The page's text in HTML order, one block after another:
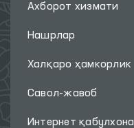
Ахборот хизмати
Нашрлар
Халқаро ҳамкорлик
Савол-жавоб
Интернет қабулхона